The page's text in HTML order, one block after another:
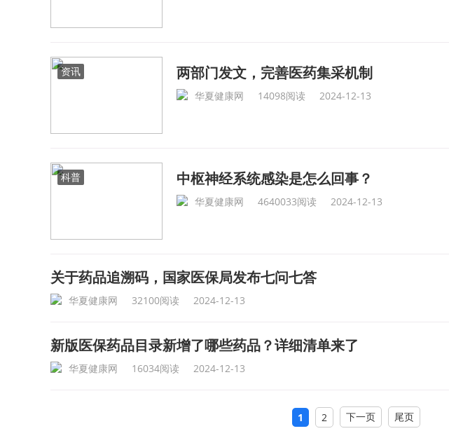
资讯 两部门发文，完善医药集采机制
华夏健康网 14098阅读 2024-12-13
科普 中枢神经系统感染是怎么回事？
华夏健康网 4640033阅读 2024-12-13
关于药品追溯码，国家医保局发布七问七答
华夏健康网 32100阅读 2024-12-13
新版医保药品目录新增了哪些药品？详细清单来了
华夏健康网 16034阅读 2024-12-13
1 2 下一页 尾页